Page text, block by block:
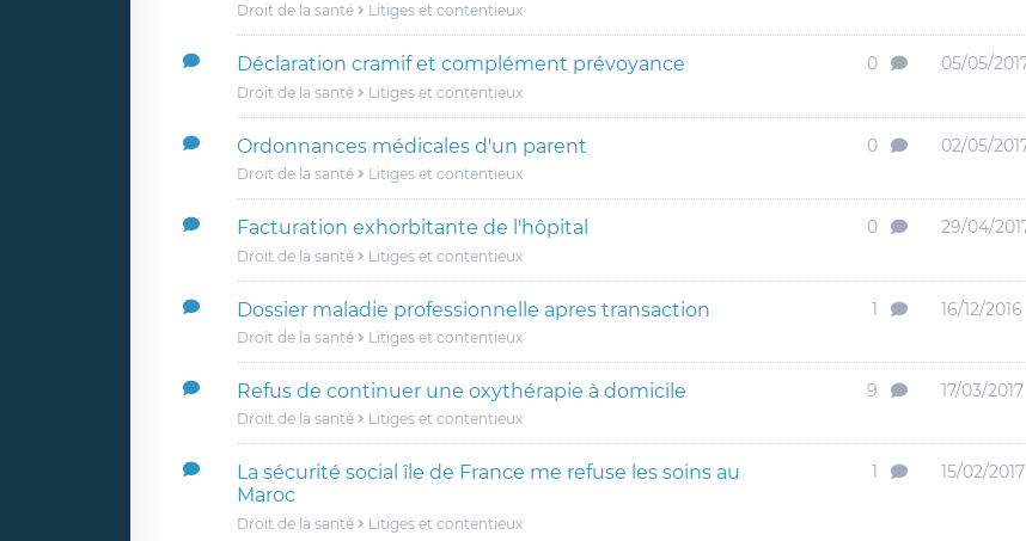
Droit de la santé Litiges et contentieux
Déclaration cramif et complément prévoyance
Droit de la santé Litiges et contentieux
0 05/05/
Ordonnances médicales d'un parent
Droit de la santé Litiges et contentieux
0 02/05/
Facturation exhorbitante de l'hôpital
Droit de la santé Litiges et contentieux
0 29/04/
Dossier maladie professionnelle apres transaction
Droit de la santé Litiges et contentieux
1 16/12/2016
Refus de continuer une oxythérapie à domicile
Droit de la santé Litiges et contentieux
9 17/03/2017
La sécurité social île de France me refuse les soins au
Maroc
Droit de la santé Litiges et contentieux
1 15/02/2017